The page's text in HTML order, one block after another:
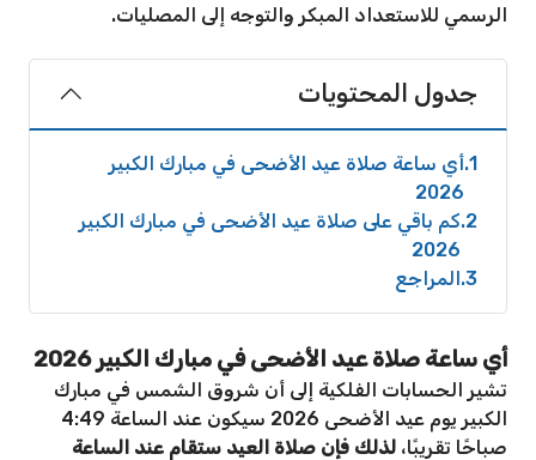
الرسمي للاستعداد المبكر والتوجه إلى المصليات.
جدول المحتويات
1 أي ساعة صلاة عيد الأضحى في مبارك الكبير
2026
2 كم باقي على صلاة عيد الأضحى في مبارك الكبير
2026
3 المراجع
أي ساعة صلاة عيد الأضحى في مبارك الكبير 2026
تشير الحسابات الفلكية إلى أن شروق الشمس في مبارك
الكبير يوم عيد الأضحى 2026 سيكون عند الساعة 4:49
صباحًا تقريبًا، لذلك فإن صلاة العيد ستقام عند الساعة